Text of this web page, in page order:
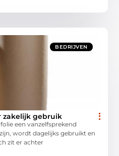
BEDRIJVEN
zakelijk gebruik
een vanzelfsprekend
wordt dagelijks gebruikt en
zit er achter